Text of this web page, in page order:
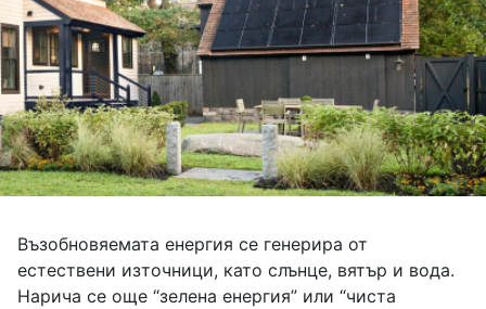
Възобновяемата енергия се генерира от
естествени източници, като слънце, вятър и вода.
Нарича се още “зелена енергия” или “чиста